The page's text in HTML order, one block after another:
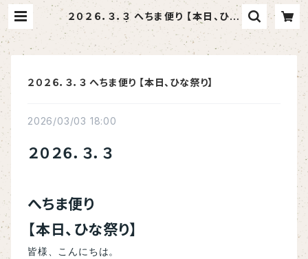
２０２６．３．３ へちま便り 【本日、ひな
祭り】 | へちま屋さはらん
２０２６．３．３ へちま便り 【本日、ひな祭り】
2026/03/03 18:00
２０２６．３．３
へちま便り
【本日、ひな祭り】
皆様、こんにちは。